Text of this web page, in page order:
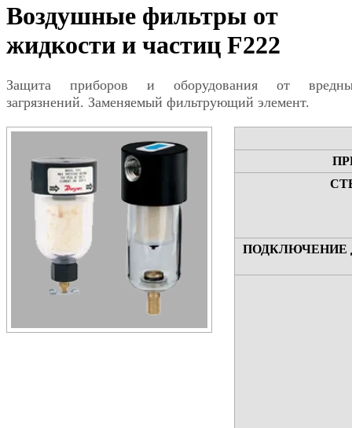
Воздушные фильтры от
жидкости и частиц F222
Защита приборов и оборудования от
загрязнений. Заменяемый фильтрующий элемент.
ПОДКЛЮЧЕНИЕ